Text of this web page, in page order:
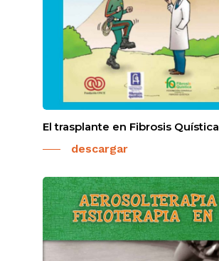
El trasplante en Fibrosis Quística
descargar